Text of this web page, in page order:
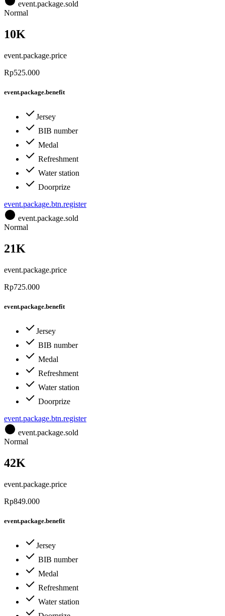
event.package.sold
Normal
10K
event.package.price
Rp525.000
event.package.benefit
Jersey
BIB number
Medal
Refreshment
Water station
Doorprize
event.package.btn.register
event.package.sold
Normal
21K
event.package.price
Rp725.000
event.package.benefit
Jersey
BIB number
Medal
Refreshment
Water station
Doorprize
event.package.btn.register
event.package.sold
Normal
42K
event.package.price
Rp849.000
event.package.benefit
Jersey
BIB number
Medal
Refreshment
Water station